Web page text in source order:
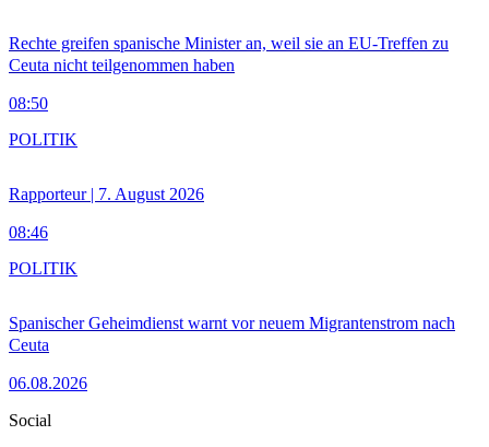
Rechte greifen spanische Minister an, weil sie an EU-Treffen zu
Ceuta nicht teilgenommen haben
08:50
Rapporteur | 7. August 2026
08:46
POLITIK
Spanischer Geheimdienst warnt vor neuem Migrantenstrom nach
Ceuta
06.08.2026
POLITIK
Social